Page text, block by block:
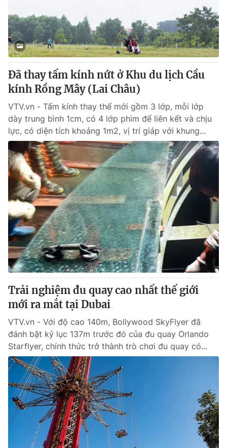
Thị trường 24h Tấm lòng Việt
VTV4 Vươn mình bằng AI
VTV9 VTV8
Liên hệ tòa soạn English
THỜI BÁO VTV
Theo dõi báo trên
Cơ quan chủ quản:Đài Truyền hình Việt Nam
Cơ quan báo chí:Thời báo VTV
Giấy phép hoạt động báo in và báo điện tử số 483/GP-BTTTT
cấp ngày 29/12/2023
Tổng Biên tập:Vũ Thanh Thủy
Phó Tổng Biên tập: Nguyễn Thị Mỹ Hạnh, Phạm Quốc Thắng,
Nguyễn Trọng Ninh
Tổng đài VTV:
024.38 355 931 - 024.38 355 932
Ðiện thoại Thời báo VTV: 024.66 897 897
Email:toasoan@vtv.vn
Liên hệ quảng cáo:024-7300.7108
Đã thay tấm kính nứt ở Khu du lịch Cầu
kính Rồng Mây (Lai Châu)
VTV.vn - Tấm kính thay thế mới gồm 3 lớp, mỗi lớp
dày trung bình 1cm, có 4 lớp phim để liên kết và chịu
lực, có diện tích khoảng 1m2, vị trí giáp với khung...
Trải nghiệm đu quay cao nhất thế giới
mới ra mắt tại Dubai
VTV.vn - Với độ cao 140m, Bollywood SkyFlyer đã
đánh bật kỷ lục 137m trước đó của đu quay Orlando
Starflyer, chính thức trở thành trò chơi đu quay có...